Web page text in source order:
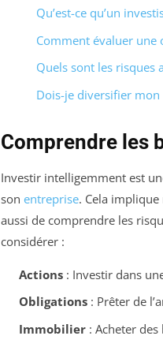
Qu’est-ce qu’un
Comment évaluer une
Quels sont les risques
Dois-je diversifier mon
Comprendre les
Investir intelligemment est
son entreprise. Cela
aussi de comprendre les
considérer :
Actions: Investir dans
Obligations: Prêter de
Immobilier: Acheter des